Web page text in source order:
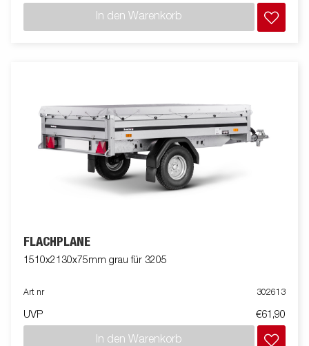
In den Warenkorb
FLACHPLANE
1510x2130x75mm grau für 3205
Art nr 302613
UVP €61,90
In den Warenkorb